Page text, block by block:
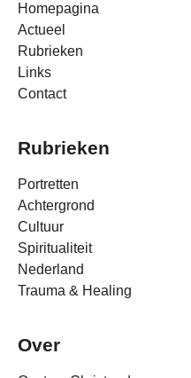
Homepagina
Actueel
Rubrieken
Links
Contact
Rubrieken
Portretten
Achtergrond
Cultuur
Spiritualiteit
Nederland
Trauma & Healing
Over